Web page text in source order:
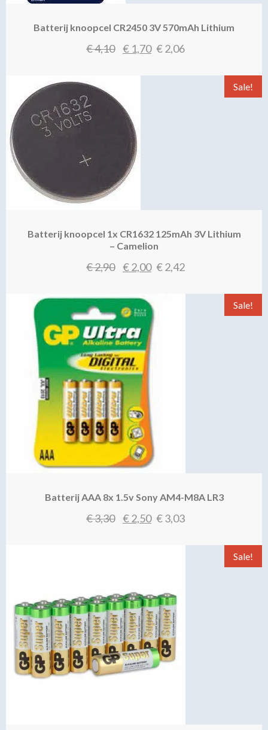
Batterij knoopcel CR2450 3V 570mAh Lithium
€4,10
Oorspronkelijke
€ 4,10.
€ 1,70 Huidige
€2,06
Sale!
Batterij knoopcel 1x CR1632 125mAh 3V Lithium
– Camelion
€2,90
Oorspronkelijke
was:
€ 2,90.
€2,00 Huidige
€ 2,00.
€2,42
Sale!
Batterij AAA 8x 1.5v Sony AM4-M8A LR3
€3,30
Oorspronkelijke
€2,50 Huidige
€3,03
Sale!